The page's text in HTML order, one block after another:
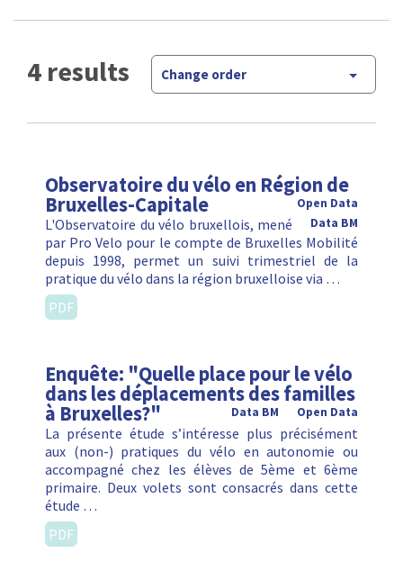
4 results Change order
Observatoire du vélo en Région de
Bruxelles-Capitale
Open Data
Data BM
L'Observatoire du vélo bruxellois, mené
par Pro Velo pour le compte de Bruxelles Mobilité
depuis 1998, permet un suivi trimestriel de la
pratique du vélo dans la région bruxelloise via …
PDF
Enquête: "Quelle place pour le vélo
dans les déplacements des familles
à Bruxelles?" Open Data
Data BM
La présente étude s’intéresse plus précisément
aux (non-) pratiques du vélo en autonomie ou
accompagné chez les élèves de 5ème et 6ème
primaire. Deux volets sont consacrés dans cette
étude …
PDF